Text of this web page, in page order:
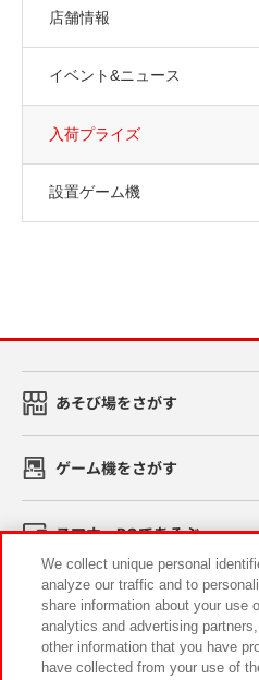
店舗情報
イベント&ニュース
入荷プライズ
設置ゲーム機
あそび場をさがす
ゲーム機をさがす
スマホ・PCであそぶ
イベント・キャンペーン
We collect unique personal
analyze our traffic and to
share information about your use
analytics and advertising
other information that you have
have collected from your use of